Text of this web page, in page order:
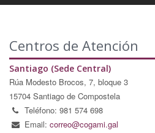
Centros de Atención
Santiago (Sede Central)
Rúa Modesto Brocos, 7, bloque 3
15704 Santiago de Compostela
Teléfono: 981 574 698
Email: correo@cogami.gal